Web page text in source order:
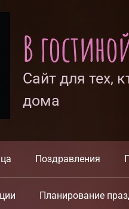
В
Сайт для тех,
дома
Поздравления
Планирование